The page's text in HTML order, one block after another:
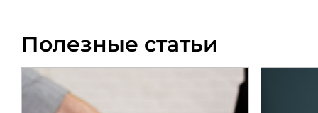
Полезные статьи